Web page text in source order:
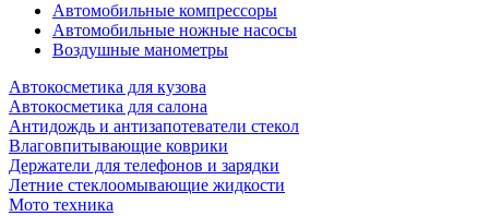
Автомобильные компрессоры
Автомобильные ножные насосы
Воздушные манометры
Автокосметика для кузова
Автокосметика для салона
Антидождь и антизапотеватели стекол
Влаговпитывающие коврики
Держатели для телефонов и зарядки
Летние стеклоомывающие жидкости
Мото техника